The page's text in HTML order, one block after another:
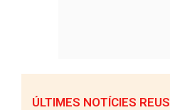
ÚLTIMES NOTÍCIES REUS